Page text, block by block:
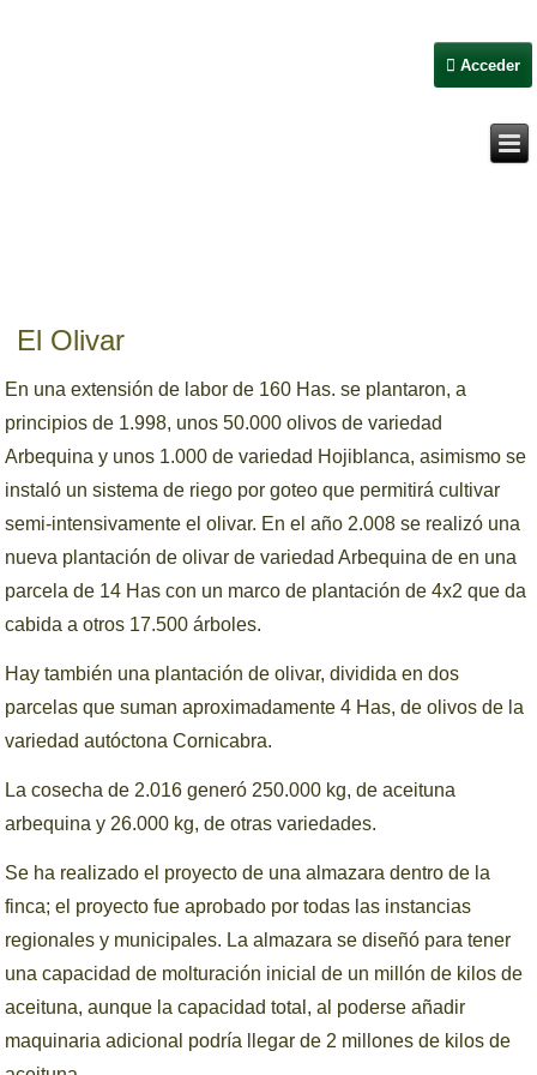
Acceder
El Olivar
En una extensión de labor de 160 Has. se plantaron, a
principios de 1.998, unos 50.000 olivos de variedad
Arbequina y unos 1.000 de variedad Hojiblanca, asimismo se
instaló un sistema de riego por goteo que permitirá cultivar
semi-intensivamente el olivar. En el año 2.008 se realizó una
nueva plantación de olivar de variedad Arbequina de en una
parcela de 14 Has con un marco de plantación de 4x2 que da
cabida a otros 17.500 árboles.
Hay también una plantación de olivar, dividida en dos
parcelas que suman aproximadamente 4 Has, de olivos de la
variedad autóctona Cornicabra.
La cosecha de 2.016 generó 250.000 kg, de aceituna
arbequina y 26.000 kg, de otras variedades.
Se ha realizado el proyecto de una almazara dentro de la
finca; el proyecto fue aprobado por todas las instancias
regionales y municipales. La almazara se diseñó para tener
una capacidad de molturación inicial de un millón de kilos de
aceituna, aunque la capacidad total, al poderse añadir
maquinaria adicional podría llegar de 2 millones de kilos de